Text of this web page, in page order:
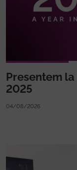
Presentem
2025
04/08/2026